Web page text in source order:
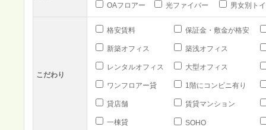
OAフロアー 光ファイバー 男女別ト
こだわり
格安賃料 保証金・敷金が格安
新築オフィス 築浅オフィス
レンタルオフィス 大型オフィス
ワンフロアー貸 1階にコンビニ有り
貸店舗 賃貸マンション
一棟貸 SOHO